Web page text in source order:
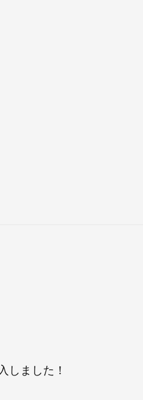
しました！